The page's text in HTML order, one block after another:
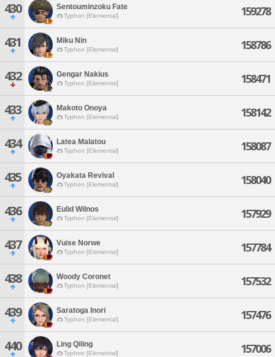
430 Sentouminzoku Fate
Typhon [Elemental] 159278
431 Miku Nin
Typhon [Elemental] 158786
432 Gengar Nakius
Typhon [Elemental] 158471
433 Makoto Onoya
Typhon [Elemental] 158142
434 Latea Malatou
Typhon [Elemental] 158087
435 Oyakata Revival
Typhon [Elemental] 158040
436 Eulid Wilnos
Typhon [Elemental] 157929
437 Vuise Norwe
Typhon [Elemental] 157784
438 Woody Coronet
Typhon [Elemental] 157532
439 Saratoga Inori
Typhon [Elemental] 157476
440 Ling Qiling
Typhon [Elemental] 157006